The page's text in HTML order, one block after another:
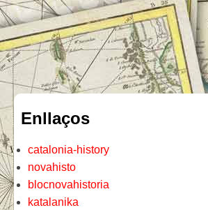
Enllaços
catalonia-history
novahisto
blocnovahistoria
katalanika